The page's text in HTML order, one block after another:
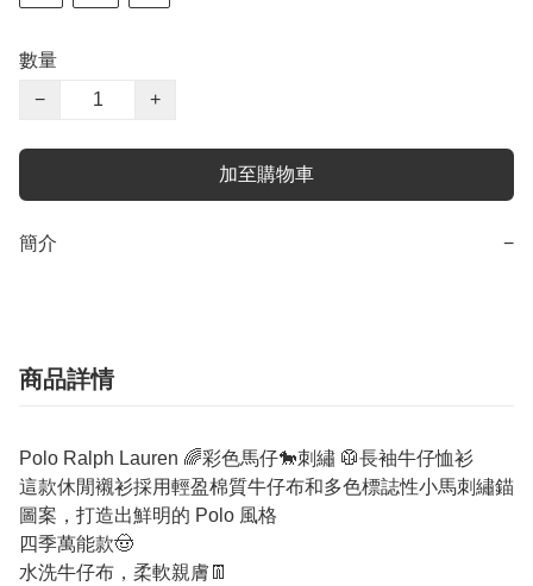
數量
−
+
加至購物車
簡介 −
商品詳情
Polo Ralph Lauren 🌈彩色馬仔🐎刺繡 🥼長袖牛仔恤衫
這款休閒襯衫採用輕盈棉質牛仔布和多色標誌性小馬刺繡錨
圖案，打造出鮮明的 Polo 風格
四季萬能款🤠
水洗牛仔布，柔軟親膚👖